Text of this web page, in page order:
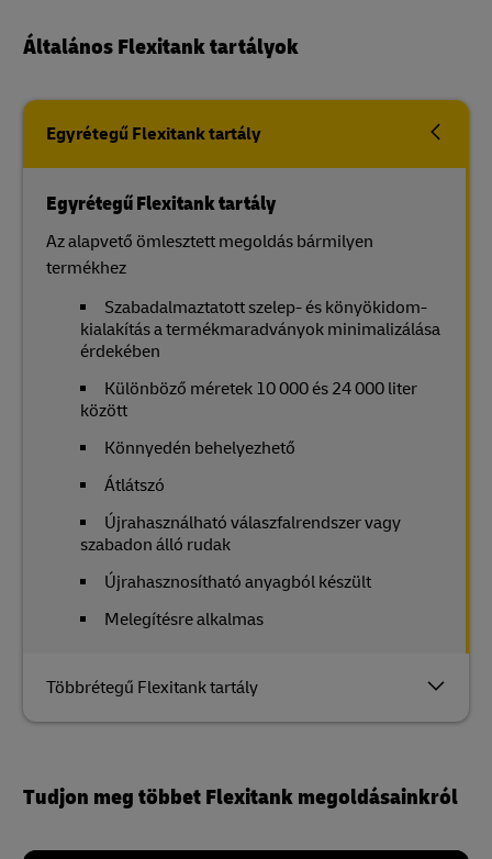
Általános Flexitank tartályok
Egyrétegű Flexitank tartály
Többrétegű Flexitank tartály
Egyrétegű Flexitank tartály
Az alapvető ömlesztett megoldás bármilyen
termékhez
Szabadalmaztatott szelep- és könyökidom-
kialakítás a termékmaradványok minimalizálása
érdekében
Különböző méretek 10 000 és 24 000 liter
között
Könnyedén behelyezhető
Átlátszó
Újrahasználható válaszfalrendszer vagy
szabadon álló rudak
Újrahasznosítható anyagból készült
Melegítésre alkalmas
Tudjon meg többet Flexitank megoldásainkról